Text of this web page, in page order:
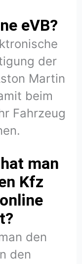
eVB?
der
Martin
beim
Fahrzeug
man
Kfz
den
den